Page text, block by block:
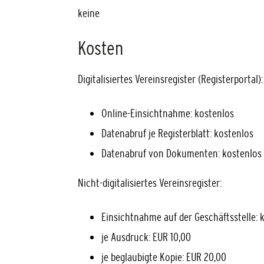
keine
Kosten
Digitalisiertes Vereinsregister (Registerportal):
Online-Einsichtnahme: kostenlos
Datenabruf je Registerblatt: kostenlos
Datenabruf von Dokumenten: kostenlos
Nicht-digitalisiertes Vereinsregister:
Einsichtnahme auf der Geschäftsstelle:
je Ausdruck: EUR 10,00
je beglaubigte Kopie: EUR 20,00